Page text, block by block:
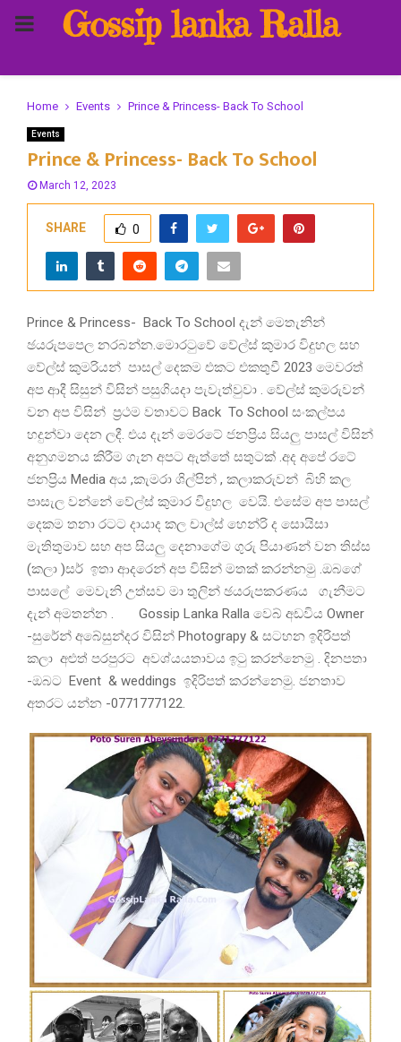
PRIMARY
MENU
Gossip lanka Ralla
Home Events Prince & Princess- Back To School
Events
Prince & Princess- Back To School
March 12, 2023
SHARE 0
Prince & Princess- Back To School දැන් මෙතැනින්
ඡයරුපපෙල නරබන්න.මොරටුවේ වේල්ස් කුමාර විදුහල සහ
වේල්ස් කුමරියන් පාසල් දෙකම එකට එකතුවී 2023 මෙවරත්
අප ආදී සිසුන් විසින් පසුගියදා පැවැත්වුවා . වේල්ස් කුමරුවන්
වන අප විසින් ප්‍රථම වතාවට Back To School සංකල්පය
හදුන්වා දෙන ලදී. එය දැන් මෙරටේ ජනප්‍රිය සියලු පාසල් විසින්
අනුගමනය කිරීම ගැන අපට ඇත්තේ සතුටක් .අද අපේ රටේ
ජනප්‍රිය Media අය ,කැමරා ශිල්පින් , කලාකරුවන් බිහි කල
පාසැල වන්නේ වේල්ස් කුමාර විදුහල වෙයි. එසේම අප පාසල්
දෙකම තනා රටට දායාද කල චාල්ස් හෙන්රි ද සොයිසා
මැතිතුමාව සහ අප සියලු දෙනාගේම ගුරු පියාණන් වන තිස්ස
(කලා )සර් ඉතා ආදරෙන් අප විසින් මතක් කරන්නමු .ඔබගේ
පාසලේ මෙවැනි උත්සව මා තුලින් ඡයරුපකරණය ගැනීමට
දැන් අමතන්න . Gossip Lanka Ralla වෙබ් අඩවිය Owner
-සුරේන් අබේසුන්දර විසින් Photograpy & සටහන ඉදිරිපත්
කලා අළුත් පරපුරට අවශ්යයතාවය ඉටු කරන්නෙමු . දිනපතා
-ඔබට Event & weddings ඉදිරිපත් කරන්නෙමු. ජනතාව
අතරට යන්න -0771777122.